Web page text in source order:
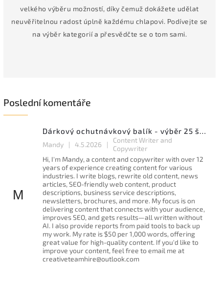
velkého výběru možností, díky čemuž dokážete udělat
neuvěřitelnou radost úplně každému chlapovi. Podívejte se
na výběr kategorií a přesvědčte se o tom sami.
Poslední komentáře
M
Dárkový ochutnávkový balík - výběr 25 špičkových ležáků a speciálů
Mandy | 4.5.2026 |
Content Writer and
Copywriter
Hi, I'm Mandy, a content and copywriter with over 12
years of experience creating content for various
industries. I write blogs, rewrite old content, news
articles, SEO-friendly web content, product
descriptions, business service descriptions,
newsletters, brochures, and more. My focus is on
delivering content that connects with your audience,
improves SEO, and gets results—all written without
AI. I also provide reports from paid tools to back up
my work. My rate is $50 per 1,000 words, offering
great value for high-quality content. If you'd like to
improve your content, feel free to email me at
creativeteamhire@outlook.com